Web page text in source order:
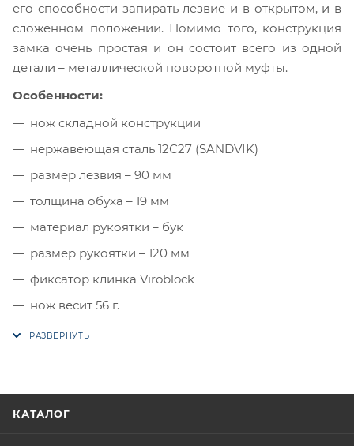
его способности запирать лезвие и в открытом, и в
сложенном положении. Помимо того, конструкция
замка очень простая и он состоит всего из одной
детали – металлической поворотной муфты.
Особенности:
нож складной конструкции
нержавеющая сталь 12С27 (SANDVIK)
размер лезвия – 90 мм
толщина обуха – 19 мм
материал рукоятки – бук
размер рукоятки – 120 мм
фиксатор клинка Viroblock
нож весит 56 г.
КАТАЛОГ